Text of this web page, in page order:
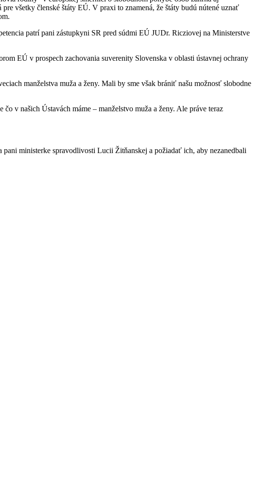
všetky členské štáty EÚ. V praxi to znamená, že štáty budú nútené uznať
patrí pani zástupkyni SR pred súdmi EÚ JUDr. Ricziovej na Ministerstve
EÚ v prospech zachovania suverenity Slovenska v oblasti ústavnej ochrany
manželstva muža a ženy. Mali by sme však brániť našu možnosť slobodne
v našich Ústavách máme – manželstvo muža a ženy. Ale práve teraz
ministerke spravodlivosti Lucii Žitňanskej a požiadať ich, aby nezanedbali